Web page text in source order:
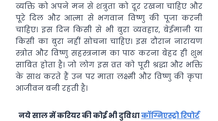
व्यक्ति को अपने मन से शत्रुता को दूर रखना चाहिए और
पूरे दिल और आत्मा से भगवान विष्णु की पूजा करनी
चाहिए। इस दिन किसी से भी बुरा व्यवहार, बेईमानी या
किसी का बुरा नहीं सोचना चाहिए। इस दौरान नारायण
स्त्रोत और विष्णु सहस्त्रनाम का पाठ करना बेहद ही शुभ
साबित होता है। जो लोग इस व्रत को पूरी श्रद्धा और भक्ति
के साथ करते हैं उन पर माता लक्ष्मी और विष्णु की कृपा
आजीवन बनी रहती है।
नये साल में करियर की कोई भी दुविधाकॉग्निएस्ट्रो रिपोर्ट